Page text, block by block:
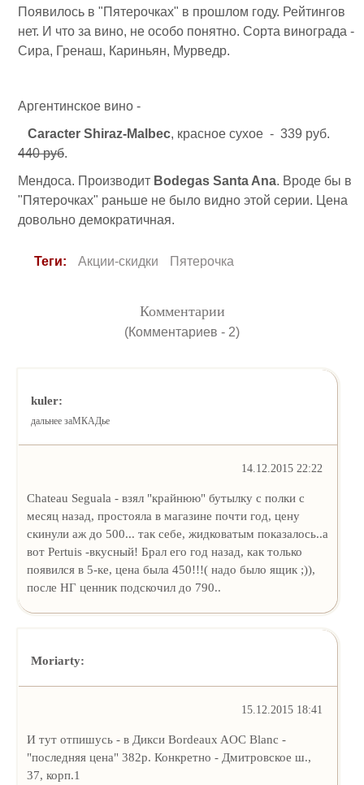
Появилось в "Пятерочках" в прошлом году. Рейтингов
нет. И что за вино, не особо понятно. Сорта винограда -
Сира, Гренаш, Кариньян, Мурведр.
Аргентинское вино -
Caracter Shiraz-Malbec, красное сухое - 339 руб.
440 руб.
Мендоса. Производит Bodegas Santa Ana. Вроде бы в
"Пятерочках" раньше не было видно этой серии. Цена
довольно демократичная.
Теги: Акции-скидки Пятерочка
Комментарии
(Комментариев - 2)
kuler:
дальнее заМКАДье
14.12.2015 22:22
Chateau Seguala - взял "крайнюю" бутылку с полки с
месяц назад, простояла в магазине почти год, цену
скинули аж до 500... так себе, жидковатым показалось..а
вот Pertuis -вкусный! Брал его год назад, как только
появился в 5-ке, цена была 450!!!( надо было ящик ;)),
после НГ ценник подскочил до 790..
Moriarty:
15.12.2015 18:41
И тут отпишусь - в Дикси Bordeaux AOC Blanc -
"последняя цена" 382р. Конкретно - Дмитровское ш.,
37, корп.1